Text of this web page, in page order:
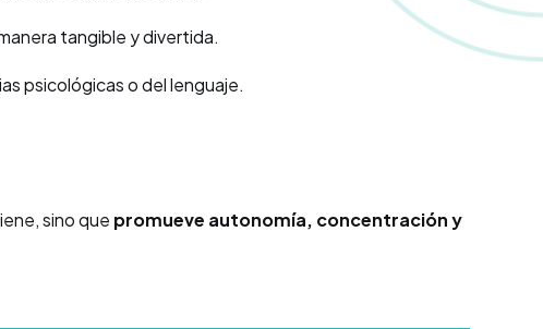
tangible y divertida.
psicológicas o del lenguaje.
sino que promueve autonomía, concentración y